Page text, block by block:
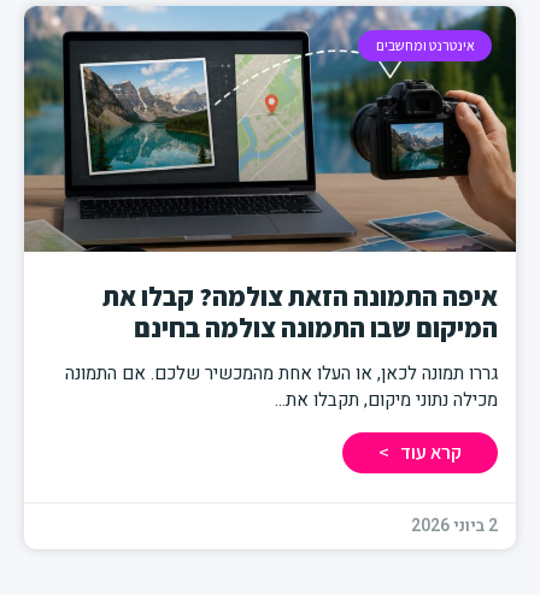
אינטרנט ומחשבים
איפה התמונה הזאת צולמה? קבלו את
המיקום שבו התמונה צולמה בחינם
גררו תמונה לכאן, או העלו אחת מהמכשיר שלכם. אם התמונה
מכילה נתוני מיקום, תקבלו את
קרא עוד >
2 ביוני 2026